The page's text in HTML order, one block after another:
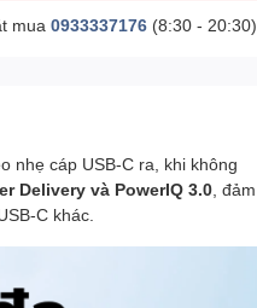
mua 0933337176(8:30 - 20:30)
nhẹ cáp USB-C ra, khi không
Delivery và PowerIQ 3.0 , đảm
C khác.